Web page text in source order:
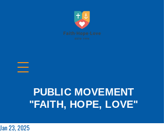
PUBLIC MOVEMENT
"FAITH, HOPE, LOVE"
Jan 23, 2025